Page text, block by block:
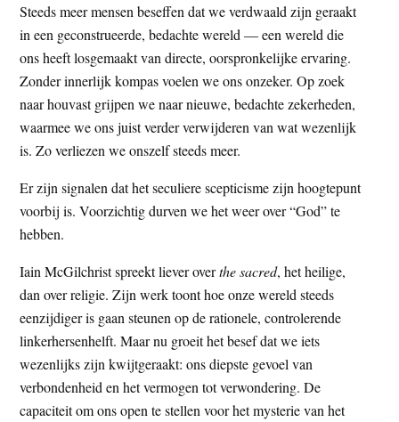
Steeds meer mensen beseffen dat we verdwaald zijn geraakt
in een geconstrueerde, bedachte wereld — een wereld die
ons heeft losgemaakt van directe, oorspronkelijke ervaring.
Zonder innerlijk kompas voelen we ons onzeker. Op zoek
naar houvast grijpen we naar nieuwe, bedachte zekerheden,
waarmee we ons juist verder verwijderen van wat wezenlijk
is. Zo verliezen we onszelf steeds meer.
Er zijn signalen dat het seculiere scepticisme zijn hoogtepunt
voorbij is. Voorzichtig durven we het weer over “God” te
hebben.
Iain McGilchrist spreekt liever overthe sacred, het heilige,
dan over religie. Zijn werk toont hoe onze wereld steeds
eenzijdiger is gaan steunen op de rationele, controlerende
linkerhersenhelft. Maar nu groeit het besef dat we iets
wezenlijks zijn kwijtgeraakt: ons diepste gevoel van
verbondenheid en het vermogen tot verwondering. De
capaciteit om ons open te stellen voor het mysterie van het